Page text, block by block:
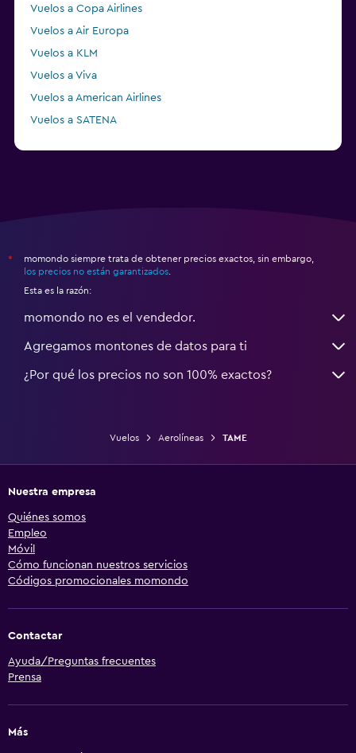
Vuelos a Copa Airlines
Vuelos a Air Europa
Vuelos a KLM
Vuelos a Viva
Vuelos a American Airlines
Vuelos a SATENA
*
momondo siempre trata de obtener precios exactos, sin embargo,
los precios no están garantizados
Esta es la razón:
momondo no es el vendedor.
Agregamos montones de datos para ti
¿Por qué los precios no son 100% exactos?
Vuelos Aerolíneas TAME
Nuestra empresa
Quiénes somos
Empleo
Móvil
Cómo funcionan nuestros servicios
Códigos promocionales momondo
Contactar
Ayuda/Preguntas frecuentes
Prensa
Más